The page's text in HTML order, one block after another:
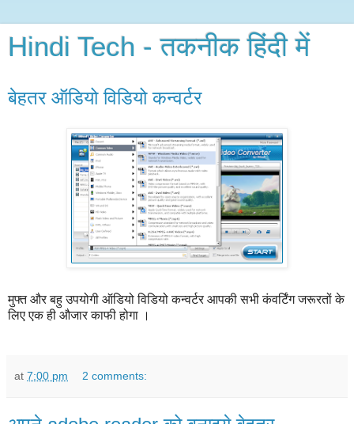
Hindi Tech - तकनीक हिंदी में
बेहतर ऑडियो विडियो कन्वर्टर
मुफ्त और बहु उपयोगी ऑडियो विडियो कन्वर्टर आपकीसभीकंवर्टिंगजरूरतों के
लिए एक ही औजार काफी होगा ।
at 7:00 pm 2 comments: